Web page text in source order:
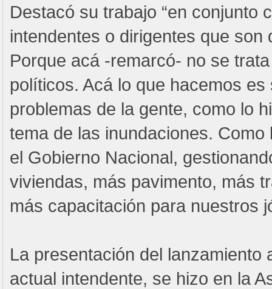
Destacó su trabajo “en conjunto
intendentes o dirigentes que son
Porque acá -remarcó- no se
políticos. Acá lo que hacemos es
problemas de la gente, como lo
tema de las inundaciones. Como
el Gobierno Nacional,
viviendas, más pavimento, más
más capacitación para nuestros
La presentación del lanzamiento
actual intendente, se hizo en la